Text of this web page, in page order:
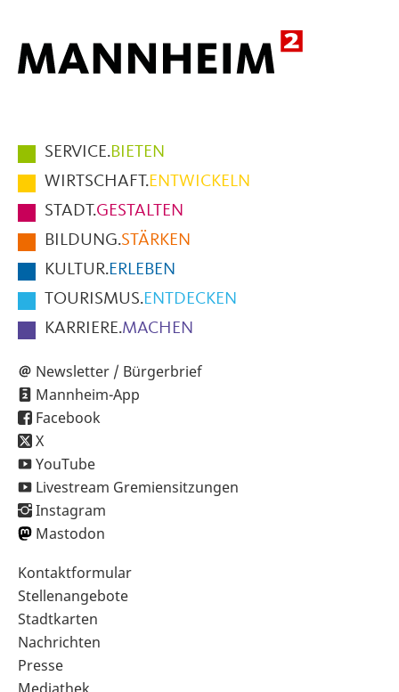
Hauptmenüpunkte
im
Fußbereich
der
Seite
SERVICE.BIETEN
WIRTSCHAFT.ENTWICKELN
STADT.GESTALTEN
BILDUNG.STÄRKEN
KULTUR.ERLEBEN
TOURISMUS.ENTDECKEN
KARRIERE.MACHEN
Newsletter / Bürgerbrief
Mannheim-App
Facebook
X
YouTube
Livestream Gremiensitzungen
Instagram
Mastodon
Sekundärnavigation
im
Fußbereich
Kontaktformular
Stellenangebote
Stadtkarten
Nachrichten
Presse